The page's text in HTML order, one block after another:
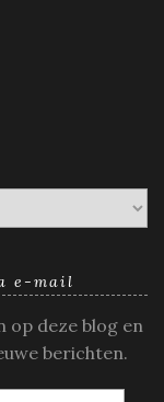
e-mail
op deze blog en
berichten.